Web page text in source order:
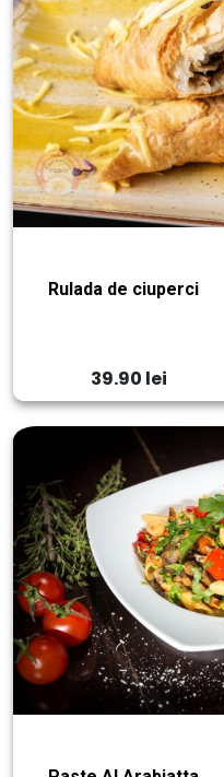
Rulada de ciuperci
39.90 lei